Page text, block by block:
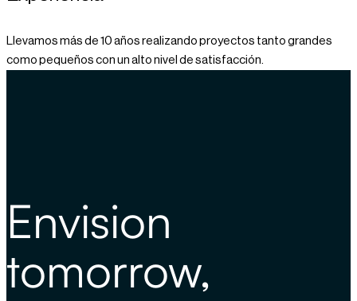
Llevamos más de 10 años realizando proyectos tanto grandes
como pequeños con un alto nivel de satisfacción.
Envision
tomorrow,